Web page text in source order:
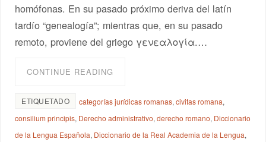
homófonas. En su pasado próximo deriva del latín
tardío “genealogía”; mientras que, en su pasado
remoto, proviene del griego γενεαλογία.…
CONTINUE READING
ETIQUETADO categorías jurídicas romanas,civitas romana,
consilium principis, Derecho administrativo,derecho romano, Diccionario
de la Lengua Española, Diccionario de la Real Academia de la Lengua,